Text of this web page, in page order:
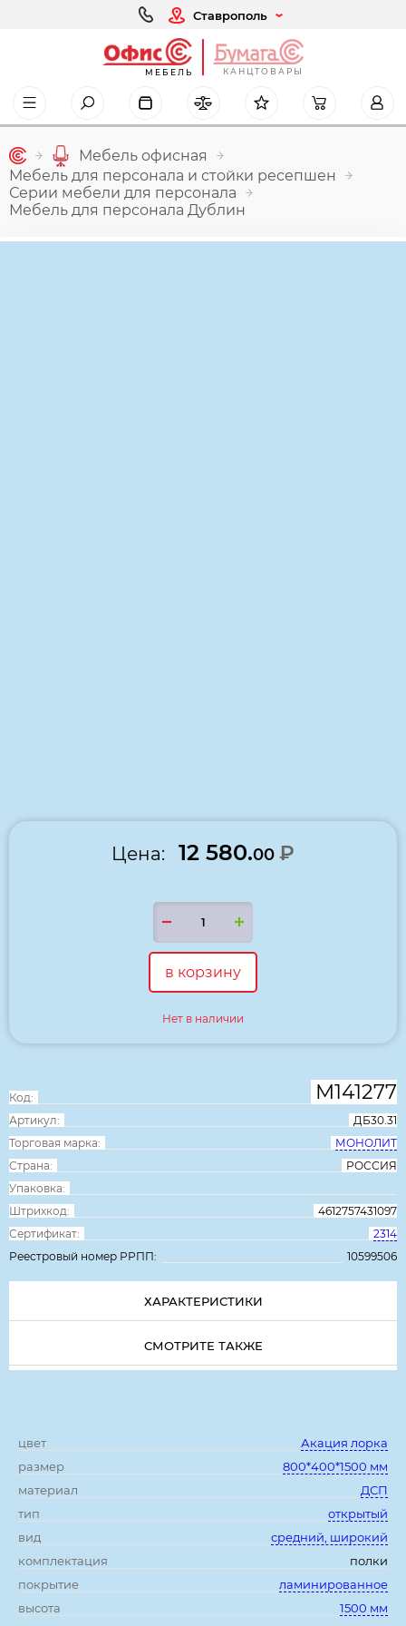
Ставрополь
МЕБЕЛЬ КАНЦТОВАРЫ
Мебель офисная
Мебель для персонала и стойки ресепшен
Серии мебели для персонала
Мебель для персонала Дублин
Код: М141277
Артикул:
ДБ30.31
Торговая марка:
МОНОЛИТ
Страна:
РОССИЯ
Упаковка:
Штрихкод:
4612757431097
Сертификат:
2314
Реестровый номер РРПП:
10599506
Цена: 12 580.00 ₽
в корзину
Нет в наличии
ХАРАКТЕРИСТИКИ
СМОТРИТЕ ТАКЖЕ
цвет
Акация лорка
размер
800*400*1500 мм
материал
ДСП
тип
открытый
вид
средний, широкий
комплектация
полки
покрытие
ламинированное
высота
1500 мм